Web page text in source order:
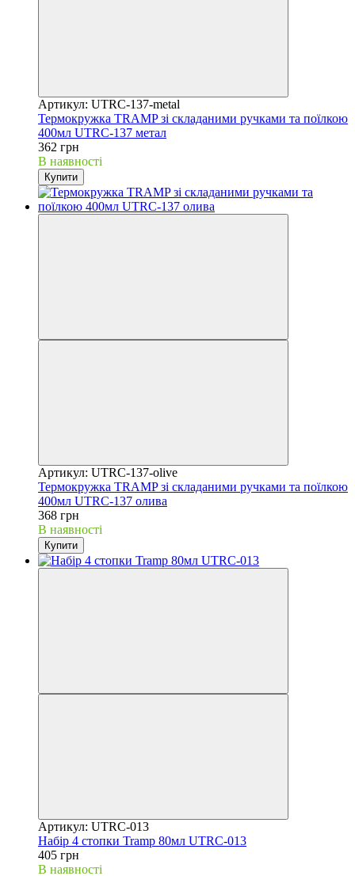
Артикул: UTRC-137-metal
Термокружка TRAMP зі складаними ручками та поїлкою
400мл UTRC-137 метал
362 грн
В наявності
Купити
Артикул: UTRC-137-olive
Термокружка TRAMP зі складаними ручками та поїлкою
400мл UTRC-137 олива
368 грн
В наявності
Купити
Артикул: UTRC-013
Набір 4 стопки Tramp 80мл UTRC-013
405 грн
В наявності